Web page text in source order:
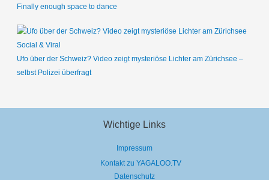
Finally enough space to dance
Social & Viral
Ufo über der Schweiz? Video zeigt mysteriöse Lichter am Zürichsee –
selbst Polizei überfragt
Wichtige Links
Impressum
Kontakt zu YAGALOO.TV
Datenschutz